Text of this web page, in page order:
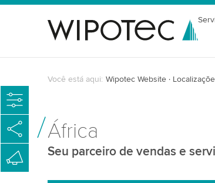
Você está aqui: Wipotec Website
África
Seu parceiro de vendas e